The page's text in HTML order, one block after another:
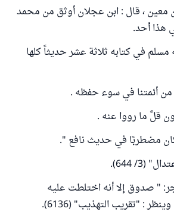
، قال : ابن عجلان أوثق من محمد
هذا أحد.
في كتابه ثلاثة عشر حديثاً كلها
من أئمتنا في سوء حفظه .
قلَّ ما رووا عنه .
مضطربًا في حديث نافع ".
(3/ 644).
" صدوق إلا أنه اختلطت عليه
: "تقريب التهذيب" (6136).